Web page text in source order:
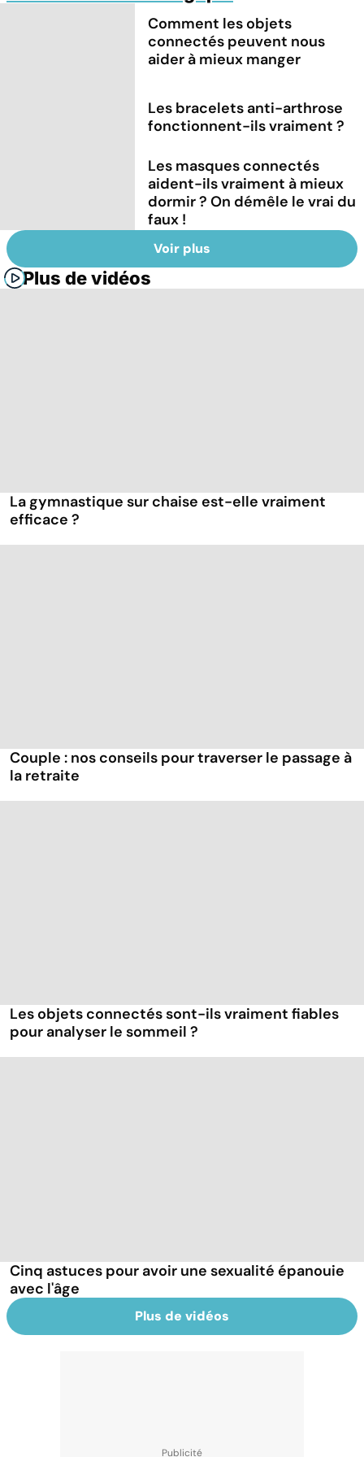
Comment les objets
connectés peuvent nous
aider à mieux manger
Les bracelets anti-arthrose
fonctionnent-ils vraiment ?
Les masques connectés
aident-ils vraiment à mieux
dormir ? On démêle le vrai du
faux !
Voir plus
Plus de vidéos
La gymnastique sur chaise est-elle vraiment
efficace ?
Couple : nos conseils pour traverser le passage à
la retraite
Les objets connectés sont-ils vraiment fiables
pour analyser le sommeil ?
Cinq astuces pour avoir une sexualité épanouie
avec l'âge
Plus de vidéos